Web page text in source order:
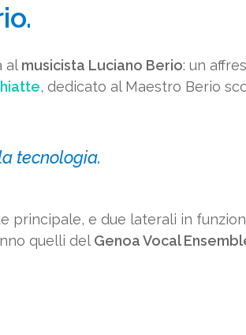
al musicista Luciano Berio: un
, dedicato al Maestro Berio
tecnologia.
principale, e due laterali in
quelli del Genoa Vocal